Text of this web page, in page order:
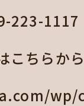
223-1117
こちらか
wp/